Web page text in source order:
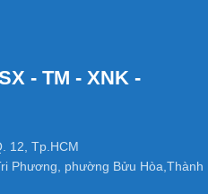
- TM - XNK -
12, Tp.HCM
Phương, phường Bửu Hòa,Thành